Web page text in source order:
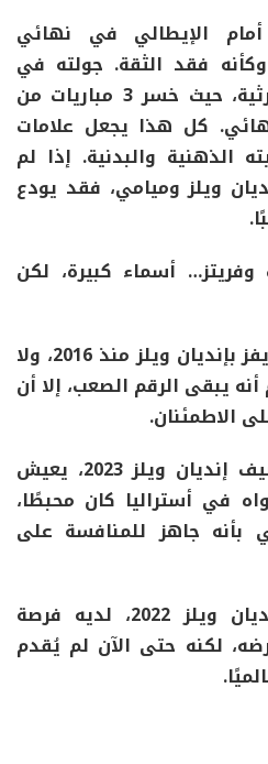
الإيطالي في نهائي
فقد الثقة. جولته في
، حيث خسر 3 مباريات من
علامات
الذهنية والبدنية. إذا لم
ويلز وميامي، فقد يودع
أسماء كبيرة، لكن
بإنديان ويلز منذ2016، ولا
يبقى الرقم الصعب، إلا أن
الاطمئنان.
، وصيف إنديان ويلز 2023، يعيش
في أستراليا كان محبطًا،
بأنه جاهز للمنافسة على
لديه فرصة
لكنه حتى الآن لم يُقدم